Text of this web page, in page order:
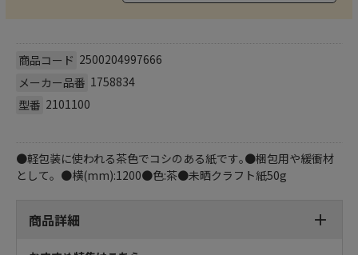
商品コード 2500204997666
メーカー品番 1758834
型番 2101100
●軽包装に使われる茶色でコシのある紙です｡●梱包用や緩衝材
として。●横(mm):1200●色:茶●未晒クラフト紙50g
商品詳細